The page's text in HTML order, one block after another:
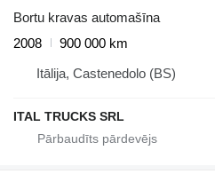
Bortu kravas automašīna
2008
900 000 km
Itālija, Castenedolo (BS)
ITAL TRUCKS SRL